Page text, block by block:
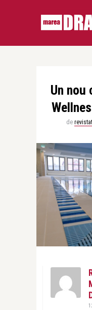
Un nou
de